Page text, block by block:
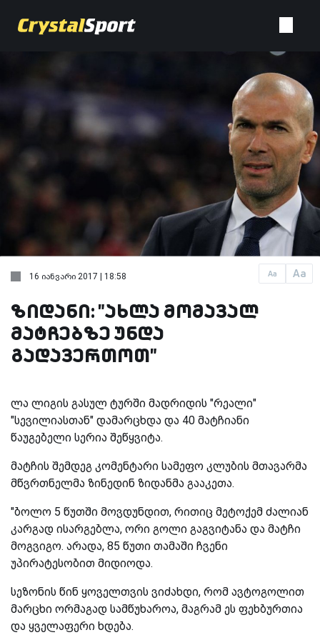
Aa Aa
16 იანვარი 2017 | 18:58
ზიდანი: "ახლა მომავალ
მატჩებზე უნდა
გადავერთოთ"
ლა ლიგის გასულ ტურში მადრიდის "რეალი"
"სევილიასთან" დამარცხდა და 40 მატჩიანი
წაუგებელი სერია შეწყვიტა.
მატჩის შემდეგ კომენტარი სამეფო კლუბის მთავარმა
მწვრთნელმა ზინედინ ზიდანმა გააკეთა.
"ბოლო 5 წუთში მოვდუნდით, რითიც მეტოქემ ძალიან
კარგად ისარგებლა, ორი გოლი გაგვიტანა და მატჩი
მოგვიგო. არადა, 85 წუთი თამაში ჩვენი
უპირატესობით მიდიოდა.
სეზონის წინ ყოველთვის ვიძახდი, რომ ავტოგოლით
მარცხი ორმაგად სამწუხაროა, მაგრამ ეს ფეხბურთია
და ყველაფერი ხდება.